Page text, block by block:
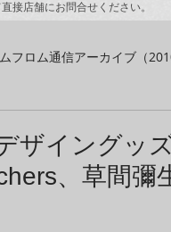
接店舗にお問合せください。
フロム通信アーカイブ（
ザイングッ
、草間彌